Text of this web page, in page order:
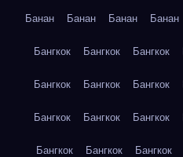
Банан Банан Банан Банан
Бангкок Бангкок Бангкок
Бангкок Бангкок Бангкок
Бангкок Бангкок Бангкок
Бангкок Бангкок Бангкок